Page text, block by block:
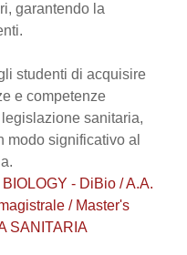
garantendo la
studenti di acquisire
e competenze
sanitaria,
modo significativo al
- DiBio / A.A.
/ Master's
SANITARIA